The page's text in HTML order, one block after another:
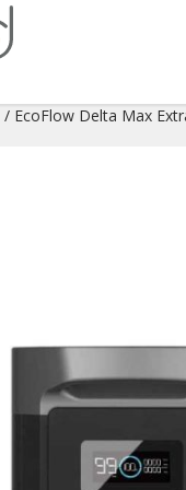
/ EcoFlow Delta Max